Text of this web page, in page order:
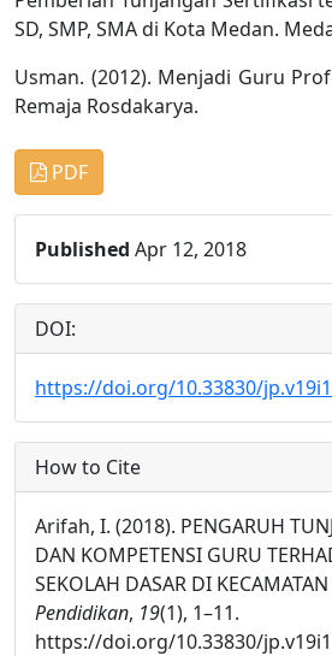
SD, SMP, SMA di Kota Medan.
Usman. (2012). Menjadi Guru
Remaja Rosdakarya.
PDF
Published Apr 12, 2018
DOI:
https://doi.org/10.33830/
How to Cite
Arifah, I. (2018). PENGARUH
DAN KOMPETENSI GURU
SEKOLAH DASAR DI
Pendidikan, 19(1), 1–11.
https://doi.org/10.33830/